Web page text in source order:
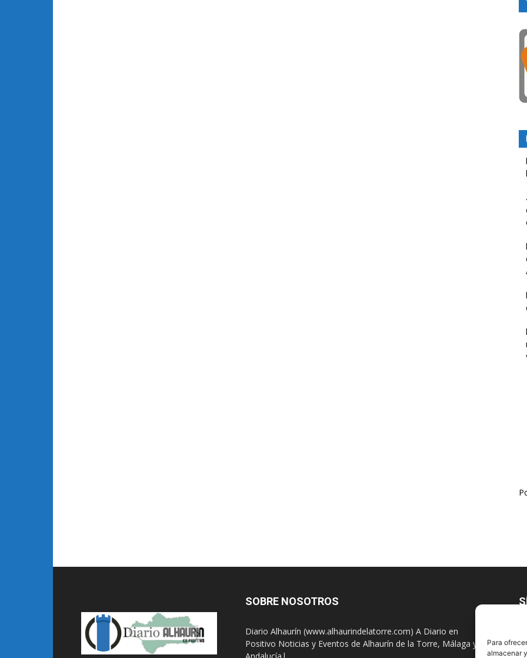
Para
almacenar
SOBRE NOSOTROS
Diario Alhaurín (www.alhaurindelatorre.com) A Diario en
Positivo Noticias y Eventos de Alhaurín de la Torre, Málaga y
Andalucía|